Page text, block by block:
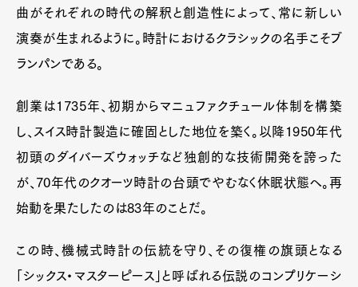
曲がそれぞれの時代の解釈と創造性によって、常に新しい
演奏が生まれるように。時計におけるクラシックの名手こそブ
ランパンである。
創業は1735年、初期からマニュファクチュール体制を構築
し、スイス時計製造に確固とした地位を築く。以降1950年代
初頭のダイバーズウォッチなど独創的な技術開発を誇った
が、70年代のクオーツ時計の台頭でやむなく休眠状態へ。再
始動を果たしたのは83年のことだ。
この時、機械式時計の伝統を守り、その復権の旗頭となる
「シックス・マスターピース」と呼ばれる伝説のコンプリケーシ